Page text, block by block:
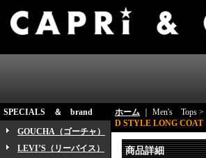
SPECIALS ＆ brand
GOUCHA（ゴーチャ）
LEVI’S（リーバイス）
ホーム ｜ Men's Tops >
D STYLE LONG COAT
商品詳細